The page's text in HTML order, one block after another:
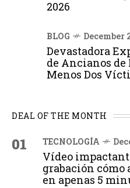
2026
BLOG December
Devastadora
de Ancianos
Menos Dos
DEAL OF THE MONTH
01 TECNOLOGÍA
Vídeo
grabación cómo
en apenas 5